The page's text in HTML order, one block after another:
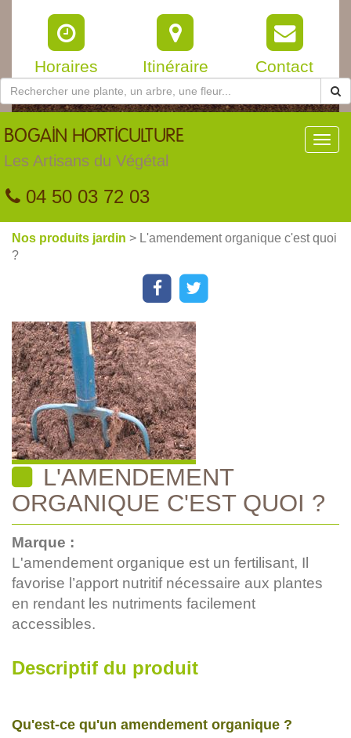
Horaires Itinéraire Contact
BOGAIN HORTICULTURE
Les Artisans du Végétal
04 50 03 72 03
Nos produits jardin > L'amendement organique c'est quoi
?
L'AMENDEMENT
ORGANIQUE C'EST QUOI ?
Marque :
L'amendement organique est un fertilisant, Il
favorise l’apport nutritif nécessaire aux plantes
en rendant les nutriments facilement
accessibles.
Descriptif du produit
Qu'est-ce qu'un amendement organique ?